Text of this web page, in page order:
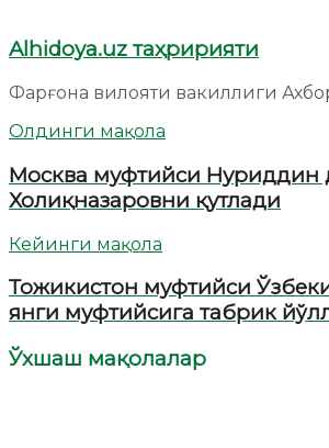
Alhidoya.uz таҳририяти
Фарғона вилояти вакиллиги
Олдинги мақола
Москва муфтийси Нуриддин
Холиқназаровни қутлади
Кейинги мақола
Тожикистон муфтийси
янги муфтийсига табрик
Ўхшаш мақолалар